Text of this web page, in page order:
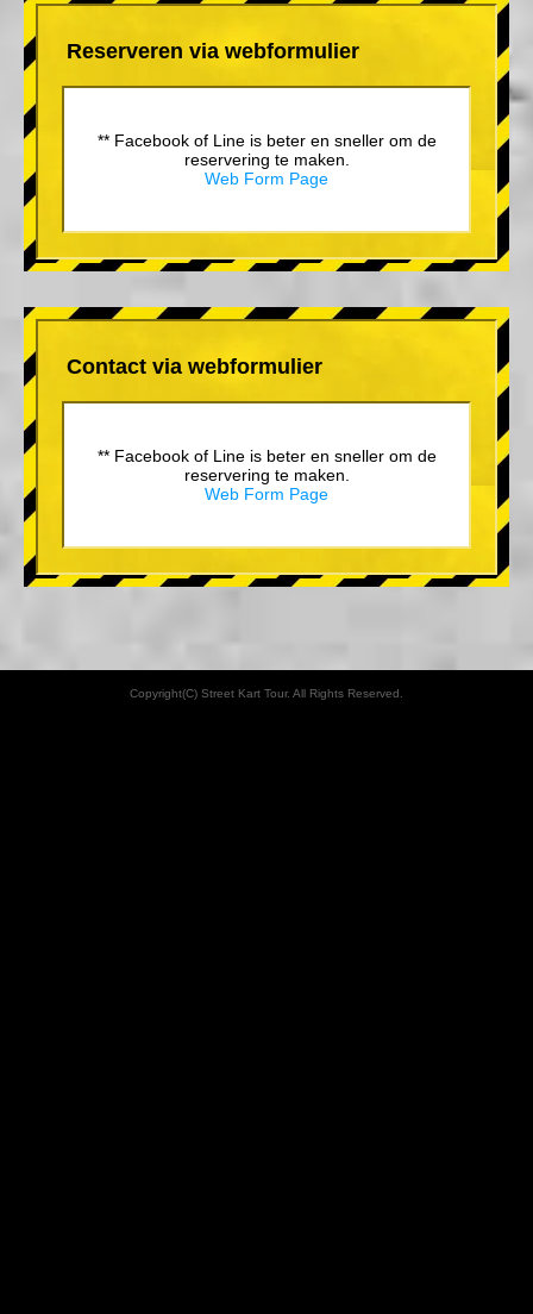
Reserveren via webformulier
** Facebook of Line is beter en sneller om de
reservering te maken.
Web Form Page
Contact via webformulier
** Facebook of Line is beter en sneller om de
reservering te maken.
Web Form Page
Copyright(C) Street Kart Tour. All Rights Reserved.